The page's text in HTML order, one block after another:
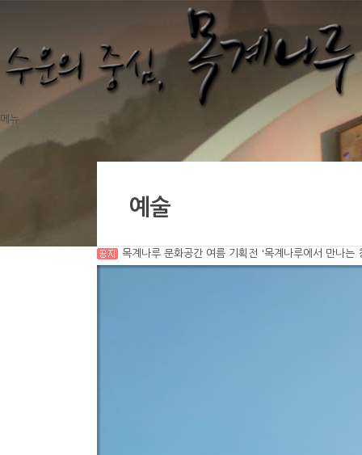
메뉴
예술
목계나루 문화공간 여름 기획전 '목계나루에서 만나는